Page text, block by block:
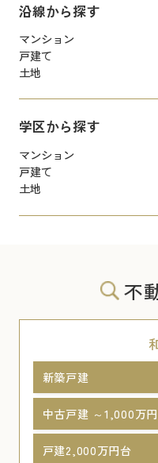
沿線から探す
マンション
戸建て
土地
学区から探す
マンション
戸建て
土地
不
新築戸建
中古戸建 ～1,000万円
戸建2,000万円台